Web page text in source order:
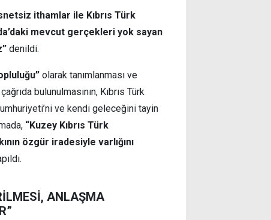
ithamlar ile Kıbrıs Türk
mevcut gerçekleri yok sayan
denildi.
olarak tanımlanması ve
bulunulmasının, Kıbrıs Türk
ve kendi geleceğini tayin
“Kuzey Kıbrıs Türk
özgür iradesiyle varlığını
ANLAŞMA